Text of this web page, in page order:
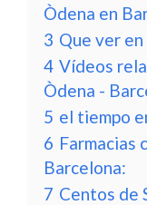
Òdena en
3 Que ver
4 Vídeos
Òdena -
5 el tiempo
6 Farmacias
Barcelona:
7 Centos de